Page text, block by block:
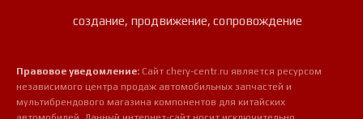
создание, продвижение, сопровождение
Правовое уведомление: Сайт chery-centr.ru является ресурсом
независимого центра продаж автомобильных запчастей и
мультибрендового магазина компонентов для китайских